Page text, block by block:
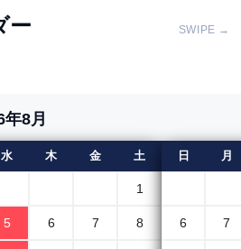
ー SWIPE →
8月
水 木 金 土
1
5 6 7 8
日 月
6 7